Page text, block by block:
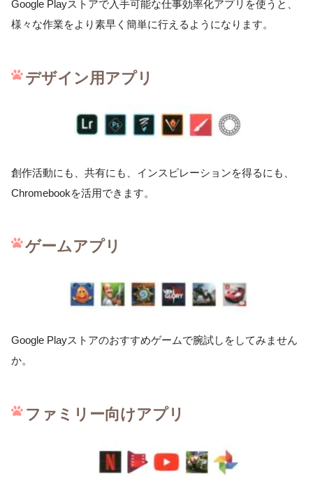
Google Playストアで入手可能な仕事効率化アプリを使うと、
様々な作業をより素早く簡単に行えるようになります。
デザイン用アプリ
創作活動にも、共有にも、インスピレーションを得るにも、
Chromebookを活用できます。
ゲームアプリ
Google Playストアのおすすめゲームで腕試しをしてみません
か。
ファミリー向けアプリ